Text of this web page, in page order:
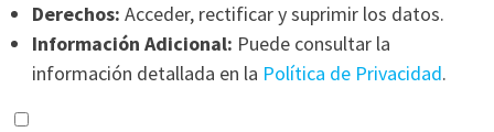
Derechos: Acceder, rectificar y suprimir los datos.
Información Adicional: Puede consultar la
información detallada en la Política de Privacidad.